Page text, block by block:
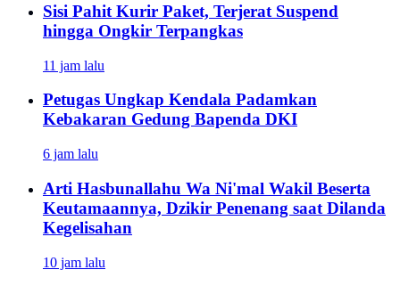
Sisi Pahit Kurir Paket, Terjerat Suspend
hingga Ongkir Terpangkas
11 jam lalu
Petugas Ungkap Kendala Padamkan
Kebakaran Gedung Bapenda DKI
6 jam lalu
Arti Hasbunallahu Wa Ni'mal Wakil Beserta
Keutamaannya, Dzikir Penenang saat Dilanda
Kegelisahan
10 jam lalu